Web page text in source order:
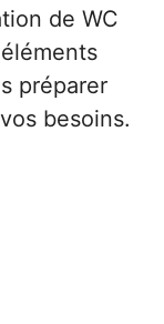
de WC
préparer
besoins.